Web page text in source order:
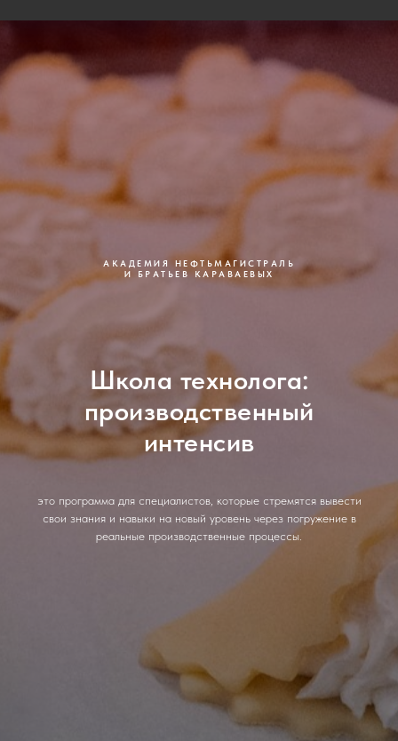
АКАДЕМИЯ НЕФТЬМАГИСТРАЛЬ
И БРАТЬЕВ КАРАВАЕВЫХ
Школа технолога:
производственный
интенсив
это программа для специалистов, которые стремятся вывести
свои знания и навыки на новый уровень через погружение в
реальные производственные процессы.